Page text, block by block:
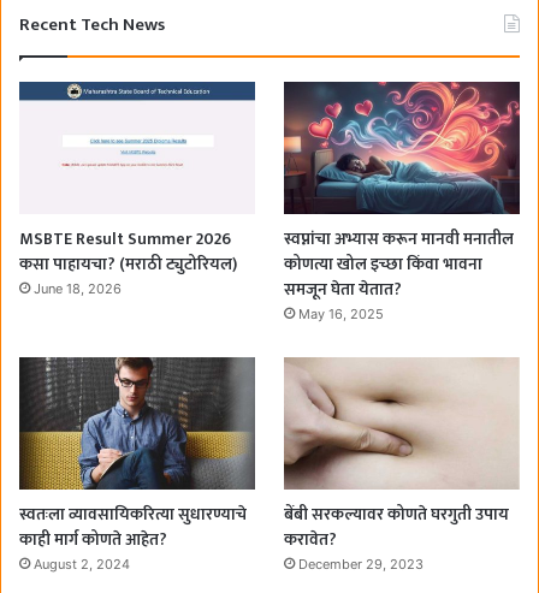
Recent Tech News
MSBTE Result Summer 2026
कसा पाहायचा? (मराठी ट्युटोरियल)
June 18, 2026
स्वप्नांचा अभ्यास करून मानवी मनातील
कोणत्या खोल इच्छा किंवा भावना
समजून घेता येतात?
May 16, 2025
स्वतःला व्यावसायिकरित्या सुधारण्याचे
काही मार्ग कोणते आहेत?
August 2, 2024
बेंबी सरकल्यावर कोणते घरगुती उपाय
करावेत?
December 29, 2023